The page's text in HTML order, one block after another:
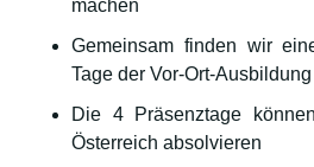
machen
Gemeinsam finden wir
Tage der Vor-Ort-
Die 4 Präsenztage
Österreich absolvieren